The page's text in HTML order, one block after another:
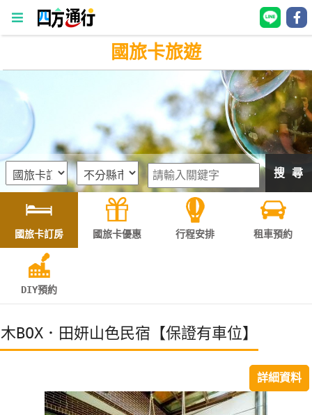
四
通
房
灣
訂
房
直接跟飯店訂房HOT
特
國旅卡旅遊
搜 尋
國旅卡訂房 國旅卡優惠 行程安排 租車預約
DIY預約
木BOX．田妍山色民宿【保證有車位】
詳細資料